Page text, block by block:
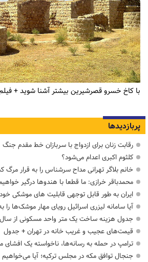
با کاخ خسرو قصرشیرین بیشتر آشنا شوید +
پربازدیدها
رقابت زنان برای ازدواج با سربازان خط مقدم جنگ
کلثوم اکبری اعدام می‌شود؟
خانم بلاگر تهرانی مداح سرشناس را به قرار مرگ
محمدباقر خرازی: ما قطعا با هندوها درگیر
ایران به طور قابل توجهی قابلیت های موشکی
آیا سامانه لیزری اسرائیل رویای مهار موشک‌ها را
جدول هزینه ساخت یک متر واحد مسکونی از سال ۱۴۰۰ تا ۱۴۰۵
قیمت‌های عجیب و غریب خانه در تهران + جدول
ترامپ در حمله‌ به رسانه‌ها، ناخواسته یک افشای
جنجال توافق مکه در مجلس ترکیه؛ آیا می‌خواهیم